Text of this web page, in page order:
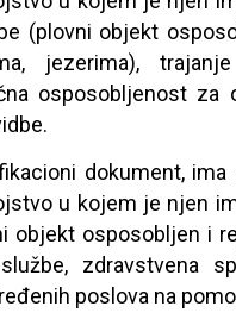
(plovni objekt
jezerima),
osposobljenost za
dokument, ima
u kojem je njen
objekt osposobljen i
zdravstvena
poslova na